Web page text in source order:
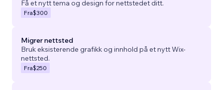
Få et nytt tema og design for nettstedet ditt.
Fra$300
Migrer nettsted
Bruk eksisterende grafikk og innhold på et nytt Wix-
nettsted.
Fra$250